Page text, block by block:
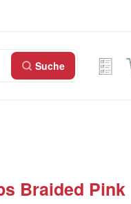
Suche
Braided Pink